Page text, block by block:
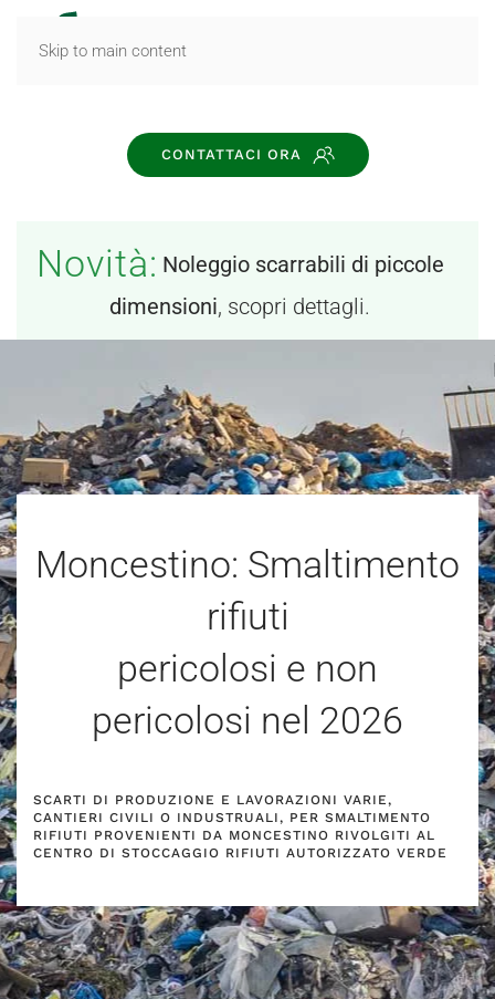
Skip to main content
CONTATTACI ORA
Novità: Noleggio scarrabili di piccole
dimensioni, scopri dettagli.
Moncestino: Smaltimento
rifiuti
pericolosi e non
pericolosi nel 2026
SCARTI DI PRODUZIONE E LAVORAZIONI VARIE,
CANTIERI CIVILI O INDUSTRUALI, PER SMALTIMENTO
RIFIUTI PROVENIENTI DA MONCESTINO RIVOLGITI AL
CENTRO DI STOCCAGGIO RIFIUTI AUTORIZZATO VERDE